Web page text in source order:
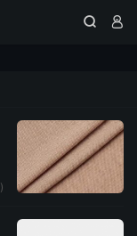
 
)